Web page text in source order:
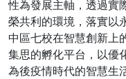
性為發展主軸，透過實
榮共利的環境，落實以
中區七校在智慧創新上
集思的孵化平台，以優
為後疫情時代的智慧生